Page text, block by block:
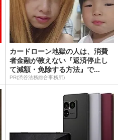
カードローン地獄の人は、消費
者金融が教えない『返済停止し
て減額・免除する方法』で...
PR(渋谷法務総合事務所)